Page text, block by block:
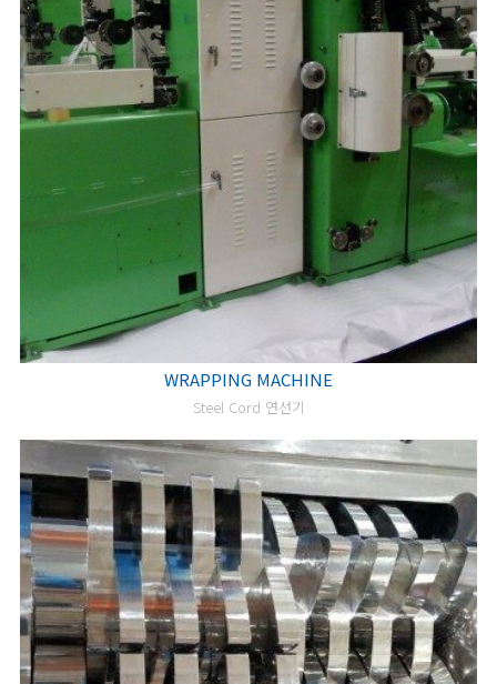
WRAPPING MACHINE
Steel Cord 연선기